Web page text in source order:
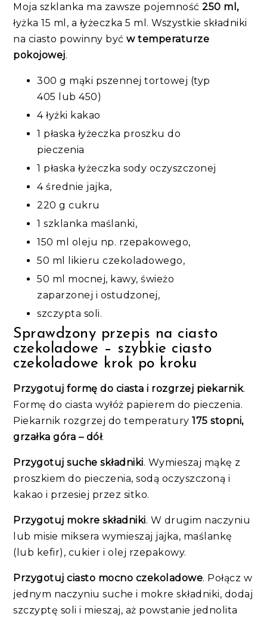
Moja szklanka ma zawsze pojemność250 ml,
łyżka 15 ml, a łyżeczka 5 ml. Wszystkie składniki
na ciasto powinny byćw temperaturze
pokojowej.
300 g mąki pszennej tortowej (typ
405 lub 450)
4 łyżki kakao
1 płaska łyżeczka proszku do
pieczenia
1 płaska łyżeczka sody oczyszczonej
4 średnie jajka,
220 g cukru
1 szklanka maślanki,
150 ml oleju np. rzepakowego,
50 ml likieru czekoladowego,
50 ml mocnej, kawy, świeżo
zaparzonej i ostudzonej,
szczypta soli.
Sprawdzony przepis na ciasto
czekoladowe – szybkie ciasto
czekoladowe krok po kroku
Przygotuj formę do ciasta i rozgrzej piekarnik.
Formę do ciasta wyłóż papierem do pieczenia.
Piekarnik rozgrzej do temperatury 175 stopni,
grzałka góra – dół.
Przygotuj suche składniki. Wymieszaj mąkę z
proszkiem do pieczenia, sodą oczyszczoną i
kakao i przesiej przez sitko.
Przygotuj mokre składniki. W drugim naczyniu
lub misie miksera wymieszaj jajka, maślankę
(lub kefir), cukier i olej rzepakowy.
Przygotuj ciasto mocno czekoladowe. Połącz w
jednym naczyniu suche i mokre składniki, dodaj
szczyptę soli i mieszaj, aż powstanie jednolita